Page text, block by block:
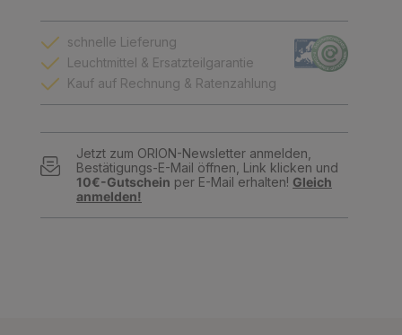
schnelle Lieferung
Leuchtmittel & Ersatzteilgarantie
Kauf auf Rechnung & Ratenzahlung
Jetzt zum ORION-Newsletter anmelden,
Bestätigungs-E-Mail öffnen, Link klicken und
10€-Gutschein per E-Mail erhalten! Gleich
anmelden!